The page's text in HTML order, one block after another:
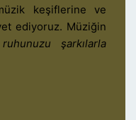
keşiflerine ve
ediyoruz. Müziğin
ruhunuzu şarkılarla